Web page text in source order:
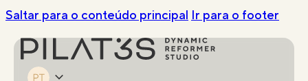
Saltar para o conteúdo principal Ir para o footer